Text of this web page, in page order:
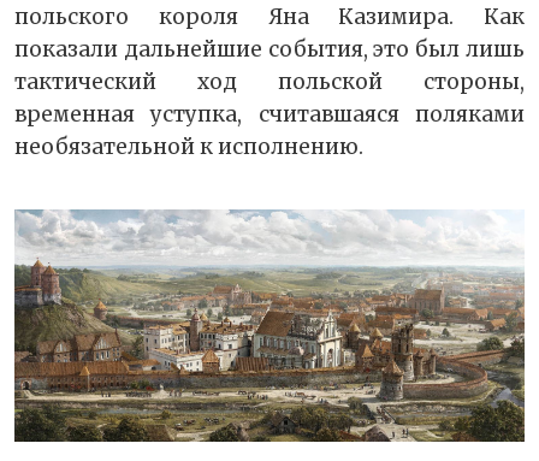
польского короля Яна Казимира. Как
показали дальнейшие события, это был лишь
тактический ход польской стороны,
временная уступка, считавшаяся поляками
необязательной к исполнению.